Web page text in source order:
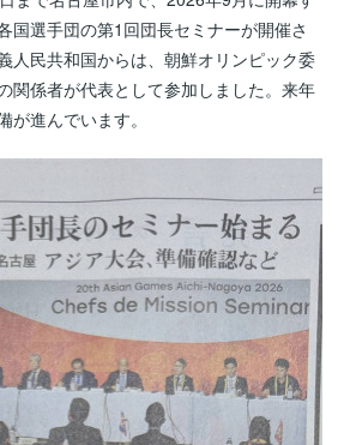
国選手団の第1回団長セミナーが開催さ
人民共和国からは、朝鮮オリンピック委
関係者が代表として参加しました。来年
が進んでいます。